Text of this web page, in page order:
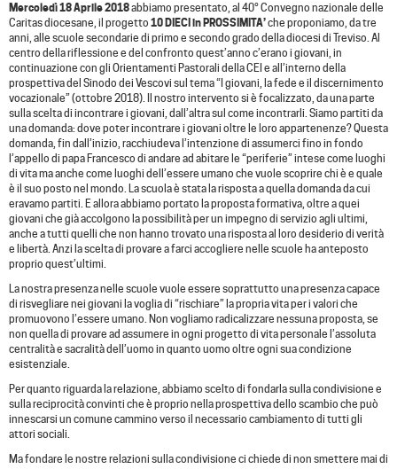
Mercoledì 18 Aprile 2018abbiamo presentato, al 40° Convegno nazionale delle
Caritas diocesane, il progetto 10 DIECI in PROSSIMITA’che proponiamo, da tre
anni, alle scuole secondarie di primo e secondo grado della diocesi di Treviso. Al
centro della riflessione e del confronto quest’anno c’erano i giovani, in
continuazione con gli Orientamenti Pastorali della CEI e all’interno della
prospettiva del Sinodo dei Vescovi sul tema “I giovani, la fede e il discernimento
vocazionale” (ottobre 2018). Il nostro intervento si è focalizzato, da una parte
sulla scelta di incontrare i giovani, dall’altra sul come incontrarli. Siamo partiti da
una domanda: dove poter incontrare i giovani oltre le loro appartenenze? Questa
domanda, fin dall’inizio, racchiudeva l’intenzione di assumerci fino in fondo
l’appello di papa Francesco di andare ad abitare le “periferie” intese come luoghi
di vita ma anche come luoghi dell’essere umano che vuole scoprire chi è e quale
è il suo posto nel mondo. La scuola è stata la risposta a quella domanda da cui
eravamo partiti. E allora abbiamo portato la proposta formativa, oltre a quei
giovani che già accolgono la possibilità per un impegno di servizio agli ultimi,
anche a tutti quelli che non hanno trovato una risposta al loro desiderio di verità
e libertà. Anzi la scelta di provare a farci accogliere nelle scuole ha anteposto
proprio quest’ultimi.
La nostra presenza nelle scuole vuole essere soprattutto una presenza capace
di risvegliare nei giovani la voglia di “rischiare” la propria vita per i valori che
promuovono l’essere umano. Non vogliamo radicalizzare nessuna proposta, se
non quella di provare ad assumere in ogni progetto di vita personale l’assoluta
centralità e sacralità dell’uomo in quanto uomo oltre ogni sua condizione
esistenziale.
Per quanto riguarda la relazione, abbiamo scelto di fondarla sulla condivisione e
sulla reciprocità convinti che è proprio nella prospettiva dello scambio che può
innescarsi un comune cammino verso il necessario cambiamento di tutti gli
attori sociali.
Ma fondare le nostre relazioni sulla condivisione ci chiede di non smettere mai di